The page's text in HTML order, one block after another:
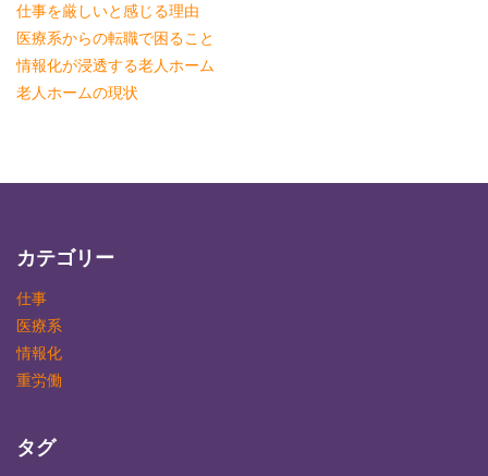
仕事を厳しいと感じる理由
医療系からの転職で困ること
情報化が浸透する老人ホーム
老人ホームの現状
カテゴリー
仕事
医療系
情報化
重労働
タグ